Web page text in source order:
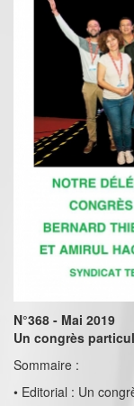
N°368 - Mai 2019
Un congrès
Sommaire :
• Editorial : Un